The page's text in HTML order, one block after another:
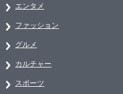
エンタメ
ファッション
グルメ
カルチャー
スポーツ